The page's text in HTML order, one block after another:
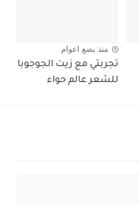
منذ بضع اعوام
تجربتي مع زيت الجوجوبا
للشعر عالم حواء